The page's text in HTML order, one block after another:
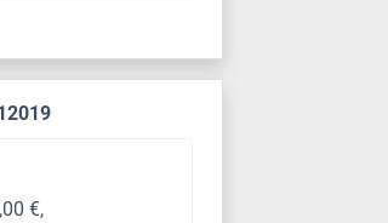
€,